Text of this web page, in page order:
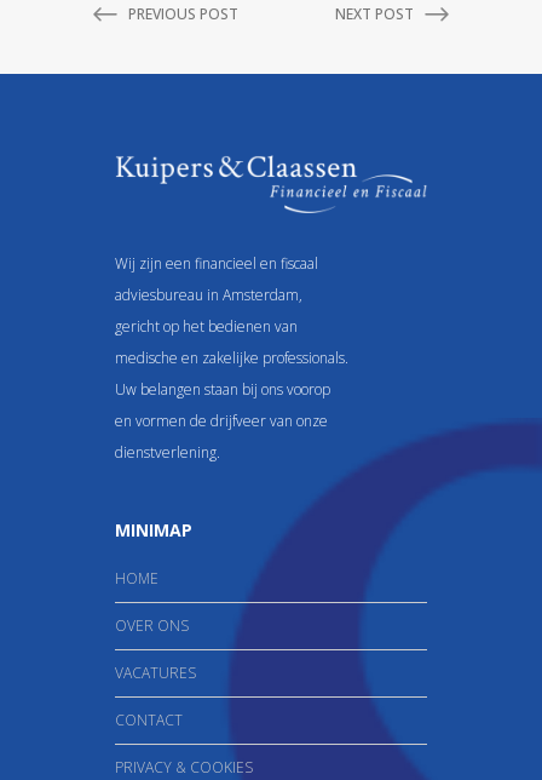
PREVIOUS POST NEXT POST
Wij zijn een financieel en fiscaal
adviesbureau in Amsterdam,
gericht op het bedienen van
medische en zakelijke professionals.
Uw belangen staan bij ons voorop
en vormen de drijfveer van onze
dienstverlening.
MINIMAP
HOME
OVER ONS
VACATURES
CONTACT
PRIVACY & COOKIES